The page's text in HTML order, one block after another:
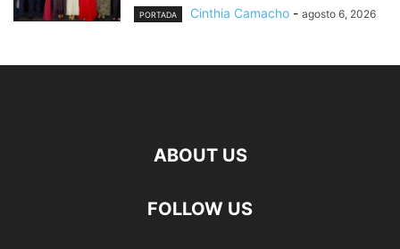
PORTADA Cinthia Camacho - agosto 6, 2026
ABOUT US
FOLLOW US